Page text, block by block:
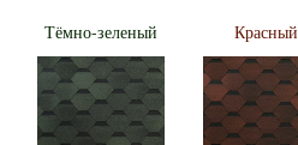
Тёмно-зеленый Красный